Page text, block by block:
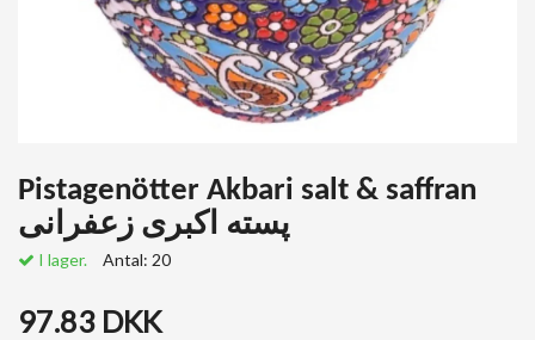
Pistagenötter Akbari salt & saffran
پسته اکبری زعفرانی
I lager. Antal: 20
97.83 DKK